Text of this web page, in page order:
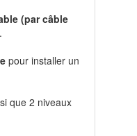
(par câble
pour installer un
que 2 niveaux